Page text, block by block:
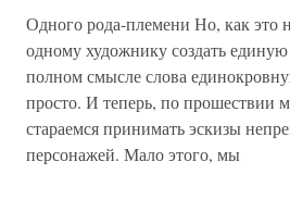
Одного рода-племени Но, как это
одному художнику создать
полном смысле слова
просто. И теперь, по прошествии
стараемся принимать эскизы
персонажей. Мало этого, мы